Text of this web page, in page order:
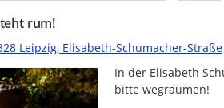
rum!
Leipzig, Elisabeth-Schumacher-Straße
In der Elisabeth
bitte wegräumen!